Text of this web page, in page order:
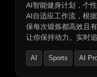
AI智能健身计划，个
AI自适应工作流，根
保每次锻炼都高效且
让你保持动力。实时
与bug修复，确保应
AI Sports AI